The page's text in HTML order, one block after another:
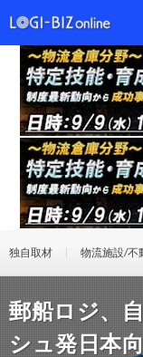
独自取材 物流施設/不
郵船ロジ、
シュ発日本